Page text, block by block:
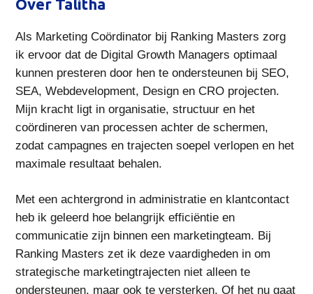
Over Talitha
Als Marketing Coördinator bij Ranking Masters zorg
ik ervoor dat de Digital Growth Managers optimaal
kunnen presteren door hen te ondersteunen bij SEO,
SEA, Webdevelopment, Design en CRO projecten.
Mijn kracht ligt in organisatie, structuur en het
coördineren van processen achter de schermen,
zodat campagnes en trajecten soepel verlopen en het
maximale resultaat behalen.
Met een achtergrond in administratie en klantcontact
heb ik geleerd hoe belangrijk efficiëntie en
communicatie zijn binnen een marketingteam. Bij
Ranking Masters zet ik deze vaardigheden in om
strategische marketingtrajecten niet alleen te
ondersteunen, maar ook te versterken. Of het nu gaat